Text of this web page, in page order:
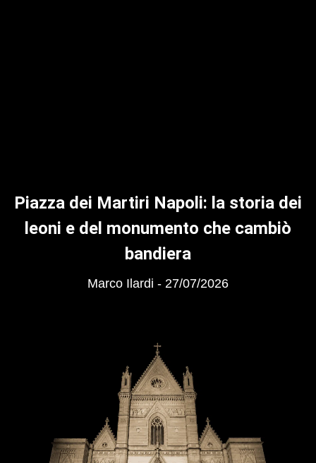
Piazza dei Martiri Napoli: la storia dei
leoni e del monumento che cambiò
bandiera
Marco Ilardi 27/07/2026